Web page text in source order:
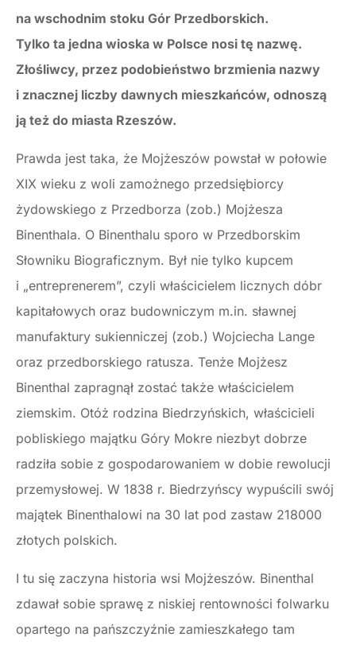
na wschodnim stoku Gór Przedborskich.
Tylko ta jedna wioska w Polsce nosi tę nazwę.
Złośliwcy, przez podobieństwo brzmienia nazwy
i znacznej liczby dawnych mieszkańców, odnoszą
ją też do miasta Rzeszów.
Prawda jest taka, że Mojżeszów powstał w połowie
XIX wieku z woli zamożnego przedsiębiorcy
żydowskiego z Przedborza (zob.) Mojżesza
Binenthala. O Binenthalu sporo w Przedborskim
Słowniku Biograficznym. Był nie tylko kupcem
i „entreprenerem”, czyli właścicielem licznych dóbr
kapitałowych oraz budowniczym m.in. sławnej
manufaktury sukienniczej (zob.) Wojciecha Lange
oraz przedborskiego ratusza. Tenże Mojżesz
Binenthal zapragnął zostać także właścicielem
ziemskim. Otóż rodzina Biedrzyńskich, właścicieli
pobliskiego majątku Góry Mokre niezbyt dobrze
radziła sobie z gospodarowaniem w dobie rewolucji
przemysłowej. W 1838 r. Biedrzyńscy wypuścili swój
majątek Binenthalowi na 30 lat pod zastaw 218000
złotych polskich.
I tu się zaczyna historia wsi Mojżeszów. Binenthal
zdawał sobie sprawę z niskiej rentowności folwarku
opartego na pańszczyźnie zamieszkałego tam